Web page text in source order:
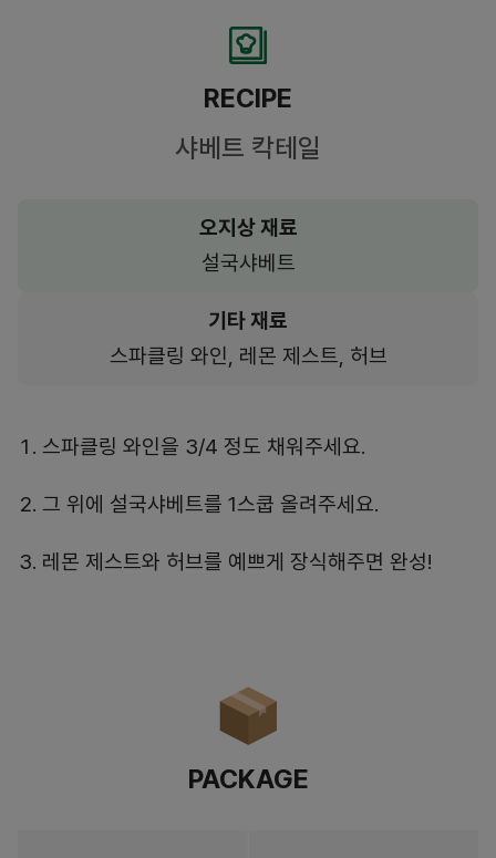
RECIPE
샤베트 칵테일
오지상 재료
설국샤베트
기타 재료
스파클링 와인, 레몬 제스트, 허브
스파클링 와인을 3/4 정도 채워주세요.
그 위에 설국샤베트를 1스쿱 올려주세요.
레몬 제스트와 허브를 예쁘게 장식해주면 완성!
PACKAGE